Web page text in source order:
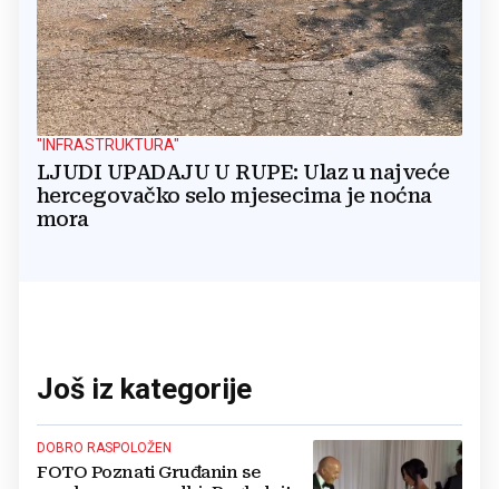
"INFRASTRUKTURA"
LJUDI UPADAJU U RUPE: Ulaz u najveće
hercegovačko selo mjesecima je noćna
mora
Još iz kategorije
DOBRO RASPOLOŽEN
FOTO Poznati Gruđanin se